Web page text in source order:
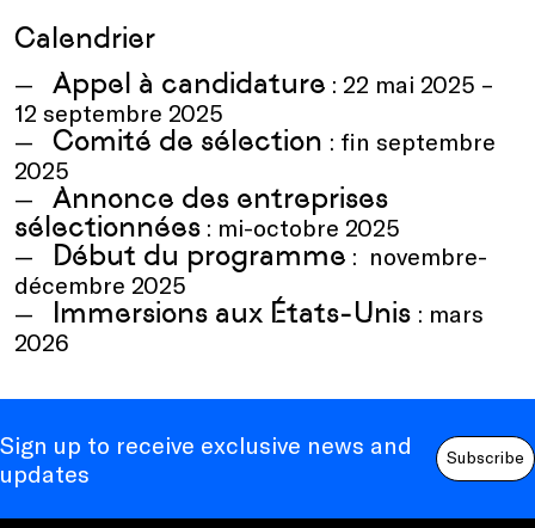
Calendrier
Appel à candidature : 22 mai 2025 –
12 septembre 2025
Comité de sélection : fin septembre
2025
Annonce des entreprises
sélectionnées : mi-octobre 2025
Début du programme : novembre-
décembre 2025
Immersions aux États-Unis : mars
2026
Sign up to receive exclusive news and
updates
Subscribe